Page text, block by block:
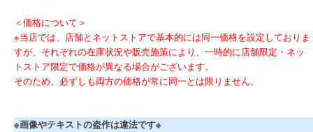
＜価格について＞
※当店では、店舗とネットストアで基本的には同一価格を設定しておりま
すが、それぞれの在庫状況や販売施策により、一時的に店舗限定・ネッ
トストア限定で価格が異なる場合がございます。
そのため、必ずしも両方の価格が常に同一とは限りません。
※画像やテキストの盗作は違法です※